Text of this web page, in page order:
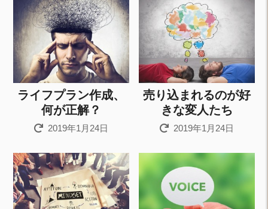
ライフプラン作成、
何が正解？
2019年1月24日
売り込まれるのが好
きな変人たち
2019年1月24日